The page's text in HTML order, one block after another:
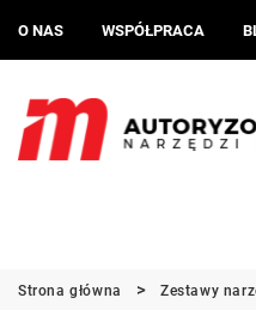
O NAS WSPÓŁPRACA
Strona główna Zestawy